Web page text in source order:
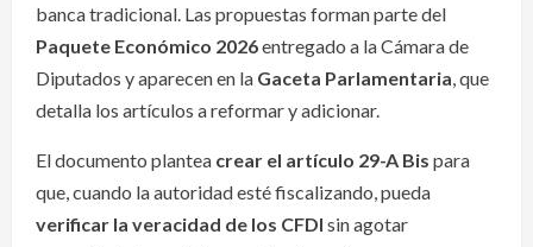
banca tradicional. Las propuestas forman parte del
Paquete Económico 2026entregado a la Cámara de
Diputados y aparecen en la Gaceta Parlamentaria, que
detalla los artículos a reformar y adicionar.
El documento plantea crear el artículo 29-A Bis para
que, cuando la autoridad esté fiscalizando, pueda
verificar la veracidad de los CFDI sin agotar